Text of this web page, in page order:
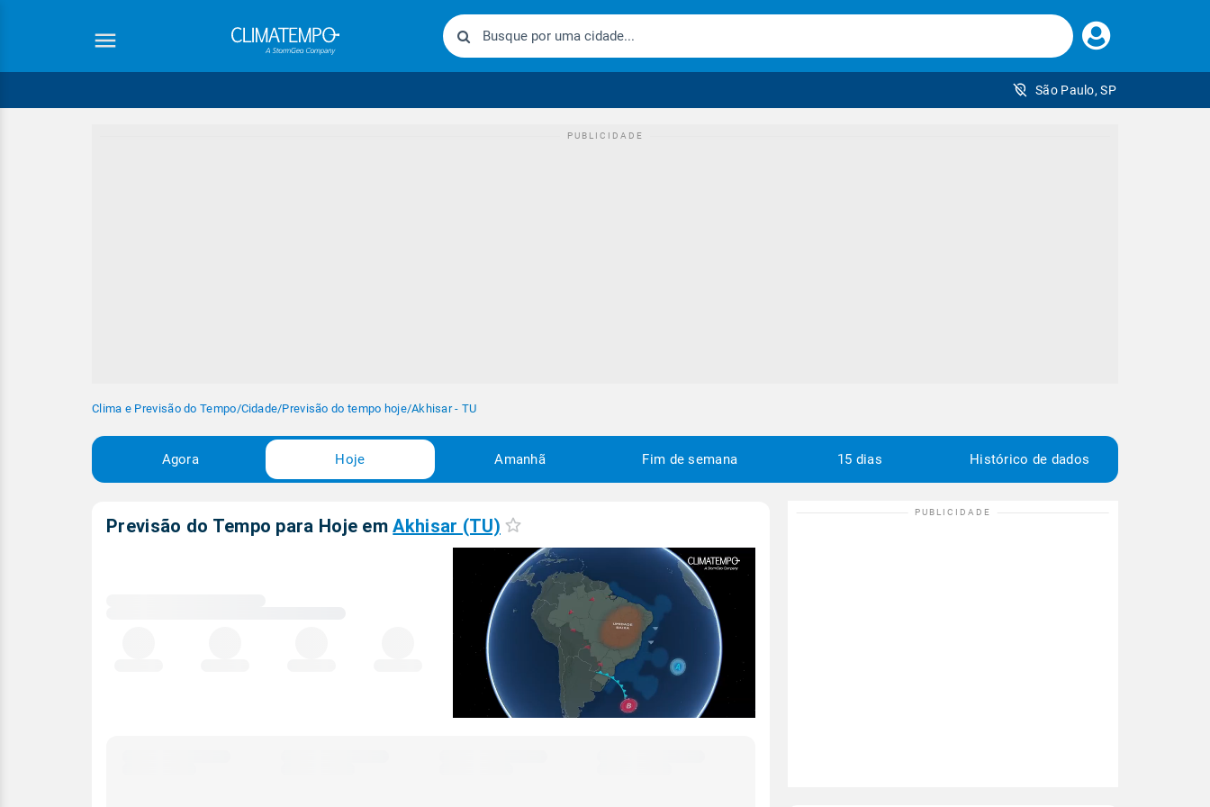
Faça
seu
São Paulo, SP
Clima e Previsão do Tempo/Cidade/Previsão do tempo hoje/Akhisar - TU
Agora Hoje Amanhã Fim de semana 15 dias Histórico de dados
Previsão do Tempo para Hoje emAkhisar (TU)